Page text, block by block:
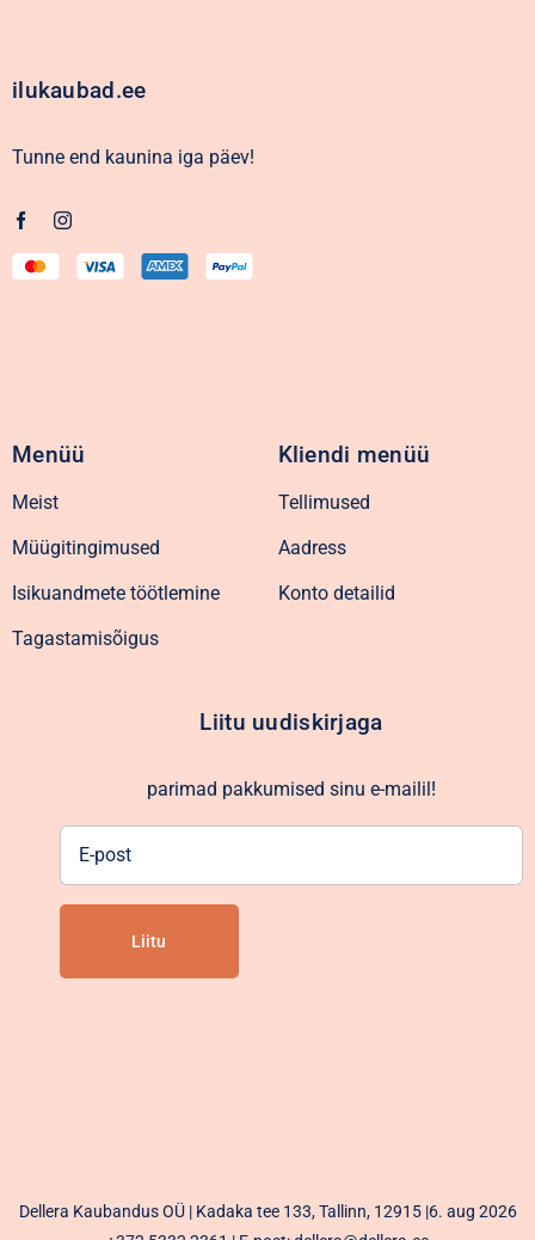
ilukaubad.ee
Tunne end kaunina iga päev!
Menüü
Meist
Müügitingimused
Isikuandmete töötlemine
Tagastamisõigus
Kliendi menüü
Tellimused
Aadress
Konto detailid
Liitu uudiskirjaga
parimad pakkumised sinu e-mailil!
Dellera Kaubandus OÜ | Kadaka tee 133, Tallinn, 12915 |6. aug 2026